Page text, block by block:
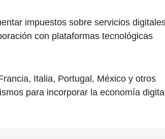
impuestos sobre servicios
con plataformas tecnológicas
Italia, Portugal, México y otros
para incorporar la economía